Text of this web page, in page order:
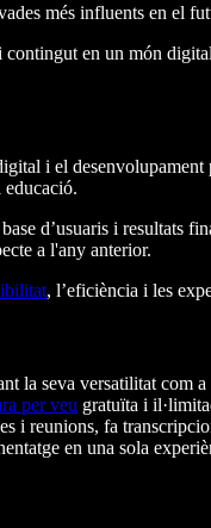
més influents en el
en un món
i el
educació.
d’usuaris i resultats
a l'any anterior.
, l’eficiència i les
la seva versatilitat com a
per veu gratuïta i
i reunions, fa
en una sola